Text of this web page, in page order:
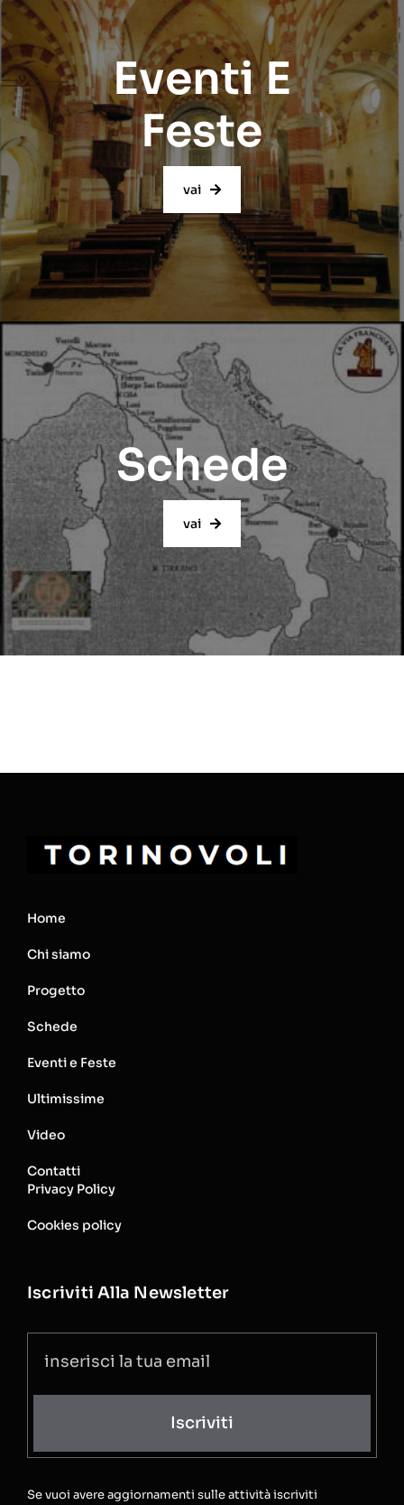
Eventi E
Feste
vai
Schede
vai
Home
Chi siamo
Progetto
Schede
Eventi e Feste
Ultimissime
Video
Contatti
Privacy Policy
Cookies policy
Iscriviti Alla Newsletter
Iscriviti
Se vuoi avere aggiornamenti sulle attività iscriviti